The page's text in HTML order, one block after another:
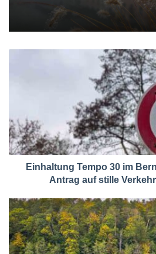
Einhaltung Tempo 30 im
Antrag auf stille